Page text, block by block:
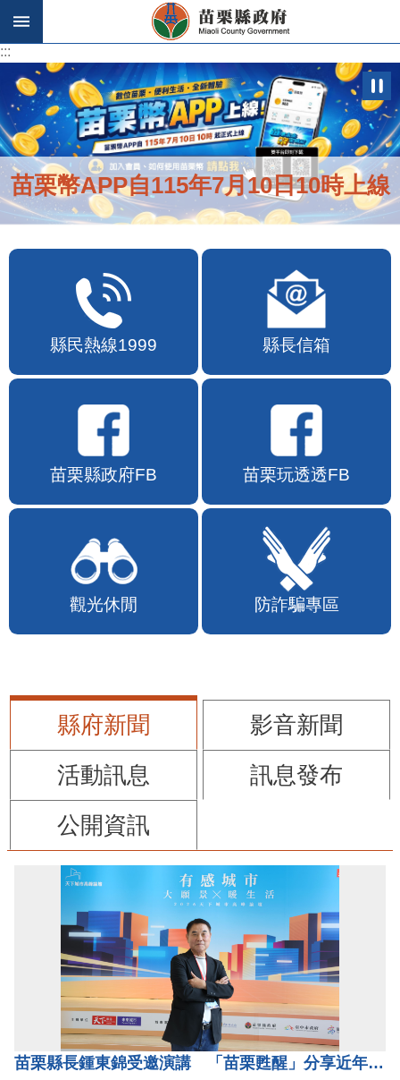
跳到主要內容區塊
:::
苗栗幣APP自115年7月10日10時上線
縣民熱線1999 縣長信箱
苗栗縣政府FB 苗栗玩透透FB
觀光休閒 防詐騙專區
縣府新聞
影音新聞
活動訊息
訊息發布
公開資訊
苗栗縣長鍾東錦受邀演講 「苗栗甦醒」分享近年轉變